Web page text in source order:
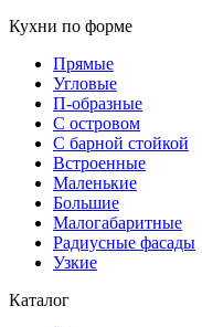
Кухни по форме
Прямые
Угловые
П-образные
С островом
С барной стойкой
Встроенные
Маленькие
Большие
Малогабаритные
Радиусные фасады
Узкие
Каталог